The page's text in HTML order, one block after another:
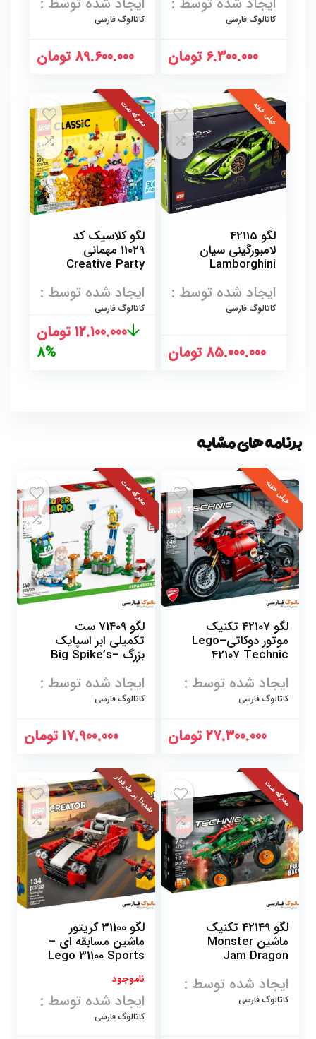
کاتالوگ فارسی
6.300.000 تومان
کاتالوگ فارسی
89.600.000 تومان
خیلی خفنه
لگو 42115
لامبورگینی سیان
Lamborghini
سری تکنیک
ایجاد شده توسط :
کاتالوگ فارسی
85.000.000 تومان
معرکه ست
لگو کلاسیک کد
11029 مهمانی
Creative Party
ایجاد شده توسط :
کاتالوگ فارسی
قیمت
12.100.000 تومان
8%
برنامه های مشابه
خیلی خفنه
لگو 42107 تکنیک
موتور دوکاتی–Lego
42107 Technic
ایجاد شده توسط :
کاتالوگ فارسی
27.300.000تومان
معرکه ست
لگو 71409 ست
تکمیلی ابر اسپایک
بزرگ –Big Spike’s
Adventure Set
71409
ایجاد شده توسط :
کاتالوگ فارسی
17.900.000تومان
معرکه ست
لگو 42149 تکنیک
ماشین Monster
Jam Dragon
ایجاد شده توسط :
کاتالوگ فارسی
شدیدا پر طرفدار
لگو 31100 کریتور
ماشین مسابقه ای –
Lego 31100 Sports
Car
ناموجود
ایجاد شده توسط :
کاتالوگ فارسی